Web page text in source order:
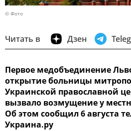
© Фото
Читать в Дзен
Первое медобъединение
открытие больницы
Украинской православной
вызвало возмущение у
Об этом сообщил 6 августа
Украина.ру